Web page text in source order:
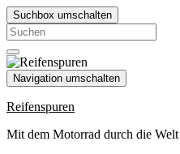
Suchbox umschalten
Search
for:
Navigation umschalten
Reifenspuren
Mit dem Motorrad durch die Welt